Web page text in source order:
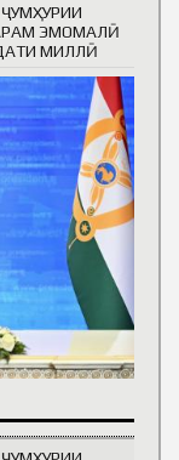
ЭМОМАЛӢ
МИЛЛӢ